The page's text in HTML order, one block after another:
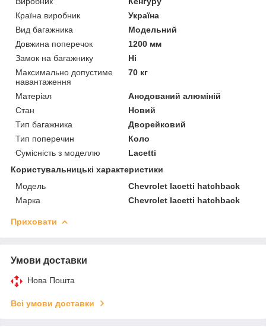
Країна виробник
Україна
Вид багажника
Модельний
Довжина поперечок
1200 мм
Замок на багажнику
Ні
Максимально допустиме
навантаження
70 кг
Матеріал
Анодований алюміній
Стан
Новий
Тип багажника
Дворейковий
Тип поперечин
Коло
Сумісність з моделлю
Lacetti
Користувальницькі характеристики
Мoдель
Сhevrolet lacetti hatchback
Марка
Сhevrolet lacetti hatchback
Приховати
Умови доставки
Нова Пошта
Всі умови доставки